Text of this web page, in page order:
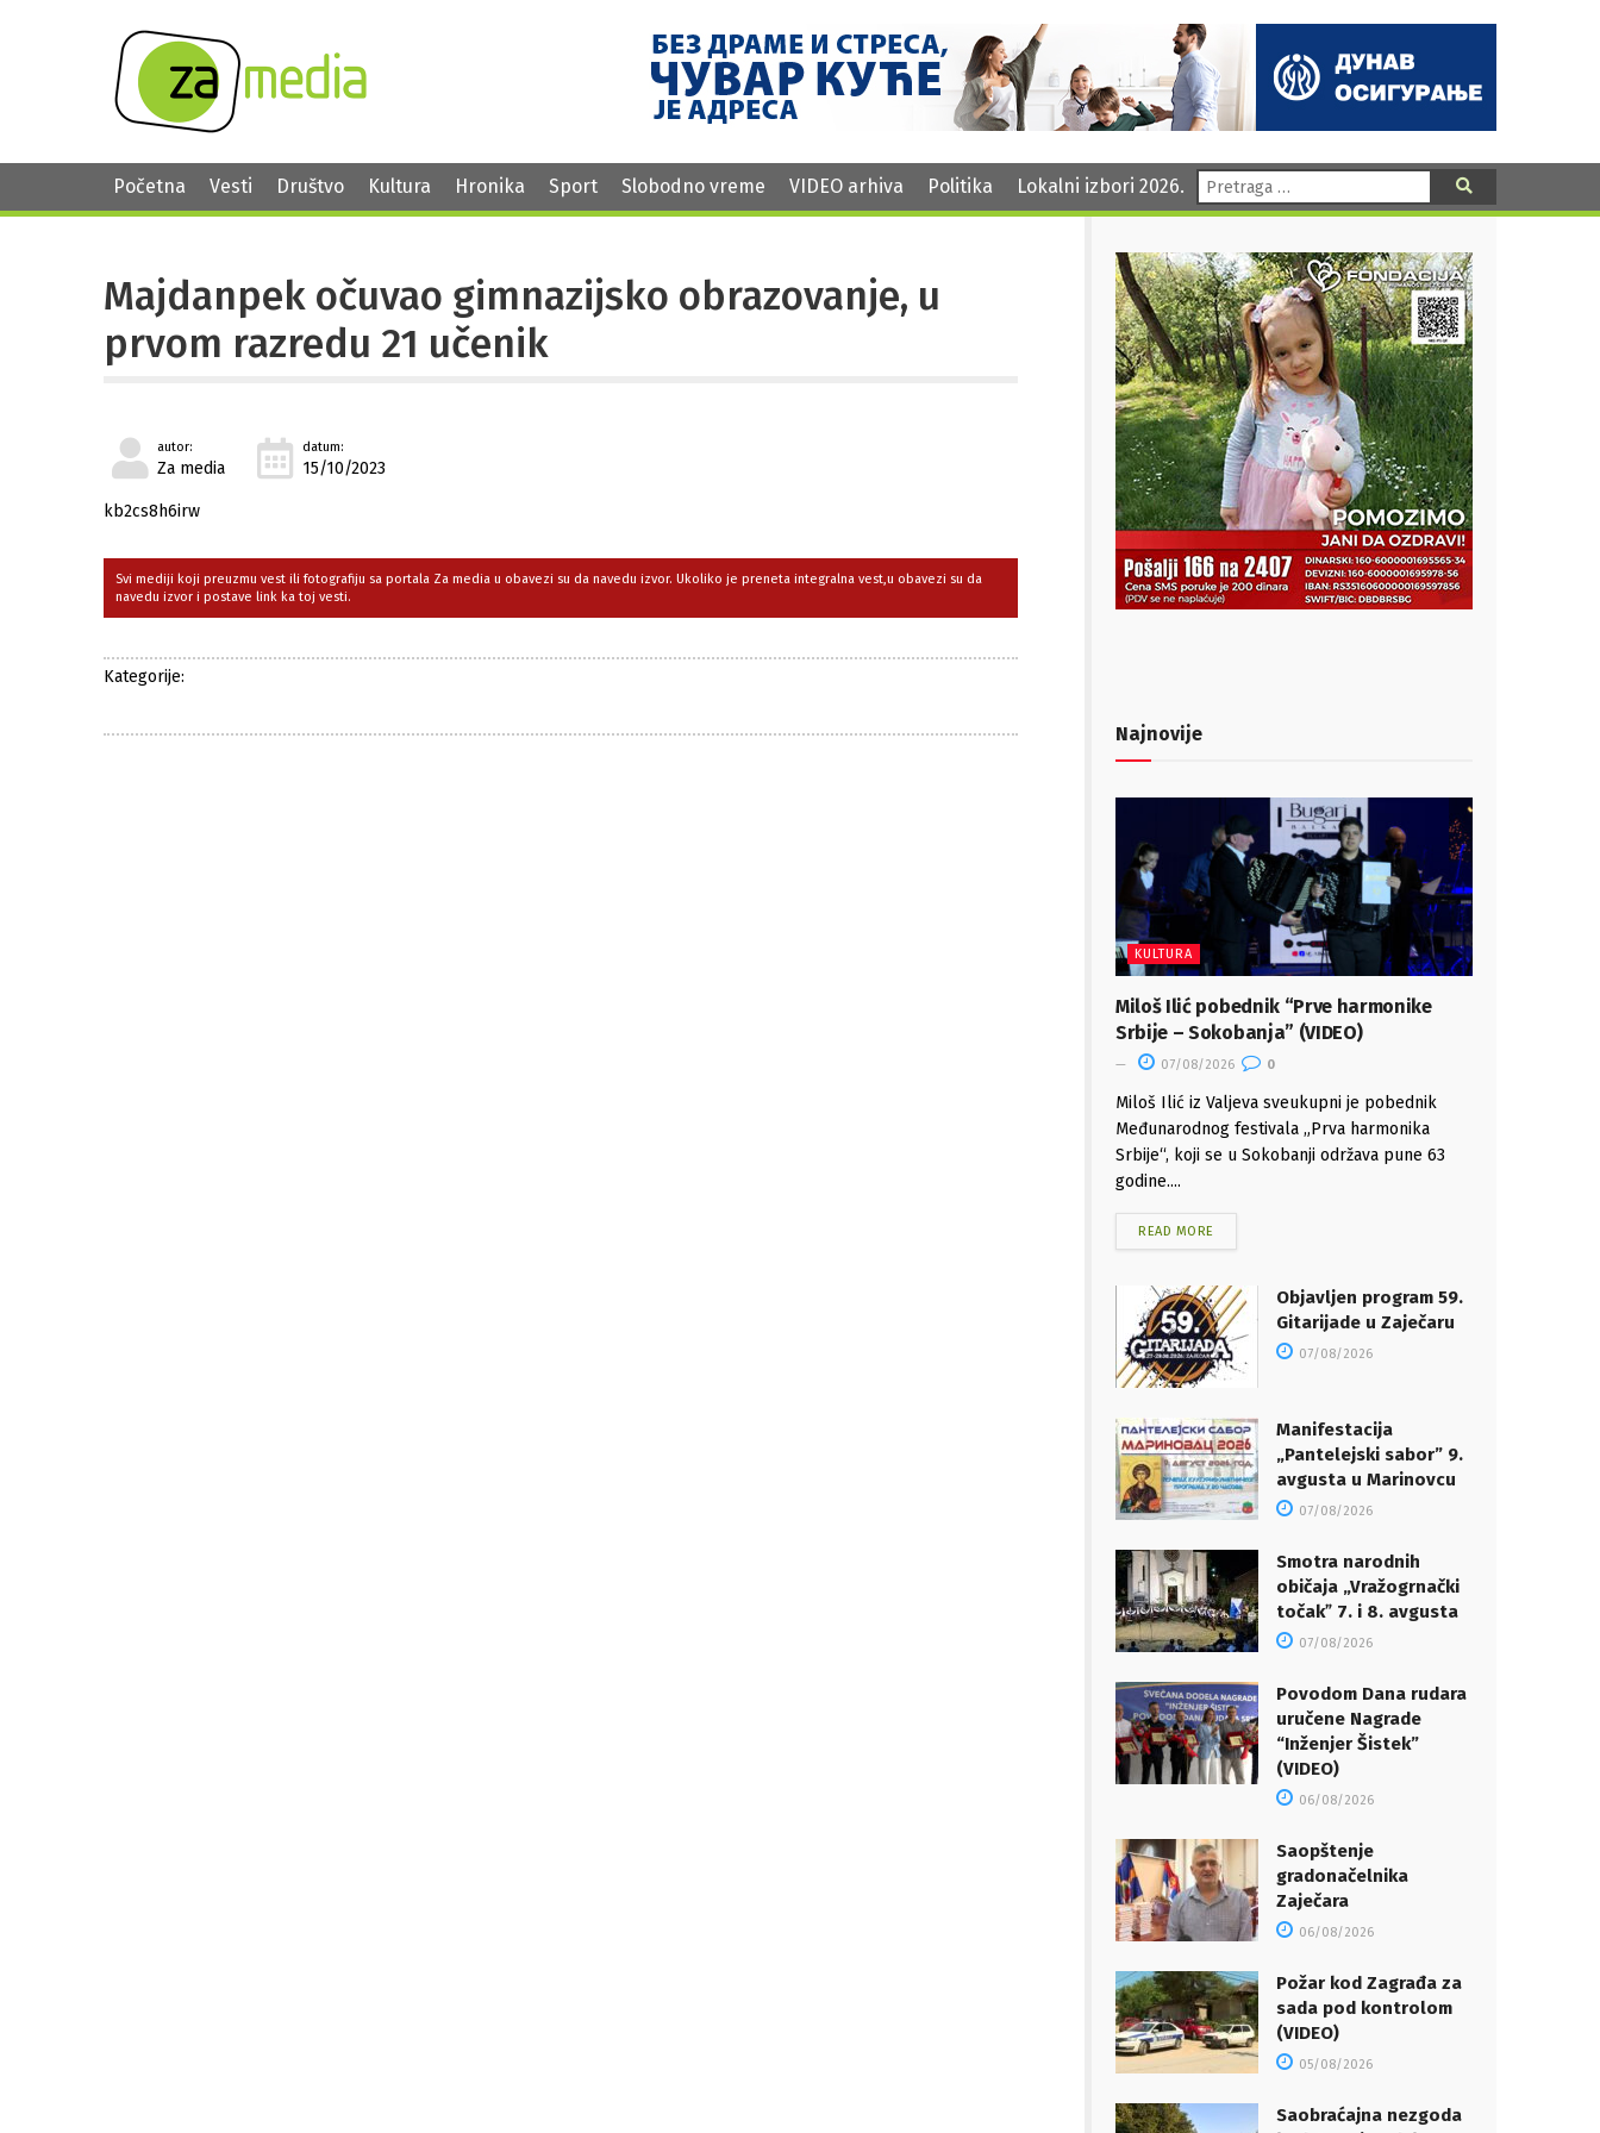
Početna Vesti Društvo Kultura Hronika Sport Slobodno vreme VIDEO arhiva Politika Lokalni izbori 2026. Pretraga:
Majdanpek očuvao gimnazijsko obrazovanje, u
prvom razredu 21 učenik
autor:
Za media
datum:
15/10/2023
kb2cs8h6irw
Svi mediji koji preuzmu vest ili fotografiju sa portala Za media u obavezi su da navedu izvor. Ukoliko je preneta integralna vest,u obavezi su da
navedu izvor i postave link ka toj vesti.
Kategorije:
Najnovije
KULTURA
Miloš Ilić pobednik “Prve harmonike
Srbije – Sokobanja” (VIDEO)
07/08/2026 0
Miloš Ilić iz Valjeva sveukupni je pobednik
Međunarodnog festivala „Prva harmonika
Srbije“, koji se u Sokobanji održava pune 63
godine....
READ MORE
Objavljen program 59.
Gitarijade u Zaječaru
07/08/2026
Manifestacija
„Pantelejski sabor” 9.
avgusta u Marinovcu
07/08/2026
Smotra narodnih
običaja „Vražogrnački
točakˮ 7. i 8. avgusta
07/08/2026
Povodom Dana rudara
uručene Nagrade
“Inženjer Šistek”
(VIDEO)
06/08/2026
Saopštenje
gradonačelnika
Zaječara
06/08/2026
Požar kod Zagrađa za
sada pod kontrolom
(VIDEO)
05/08/2026
Saobraćajna nezgoda